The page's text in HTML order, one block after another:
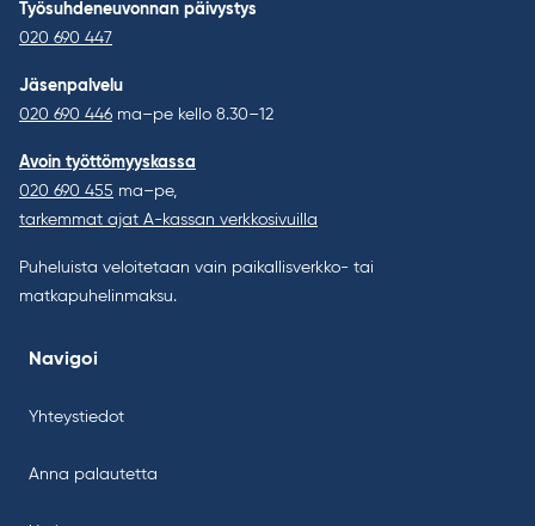
Työsuhdeneuvonnan päivystys
020 690 447
Jäsenpalvelu
020 690 446 ma–pe kello 8.30–12
Avoin työttömyyskassa
020 690 455 ma–pe,
tarkemmat ajat A-kassan verkkosivuilla
Puheluista veloitetaan vain paikallisverkko- tai
matkapuhelinmaksu.
Navigoi
Yhteystiedot
Anna palautetta